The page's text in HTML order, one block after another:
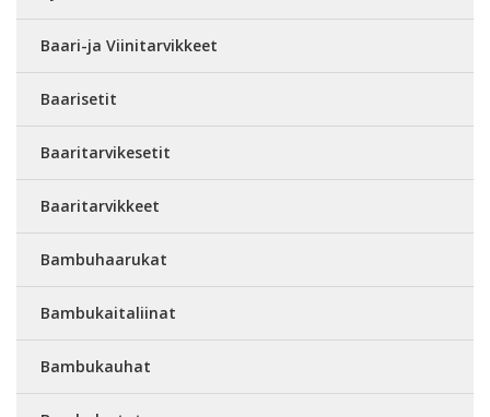
Baari-ja Viinitarvikkeet
Baarisetit
Baaritarvikesetit
Baaritarvikkeet
Bambuhaarukat
Bambukaitaliinat
Bambukauhat